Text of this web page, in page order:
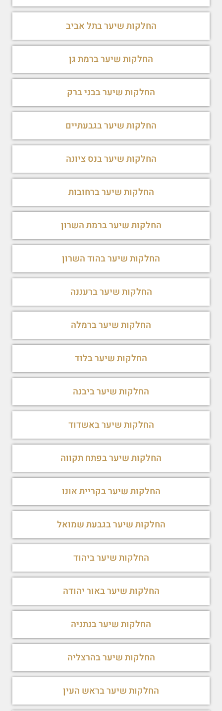
החלקות שיער בתל אביב
החלקות שיער ברמת גן
החלקות שיער בבני ברק
החלקות שיער בגבעתיים
החלקות שיער בנס ציונה
החלקות שיער ברחובות
החלקות שיער ברמת השרון
החלקות שיער בהוד השרון
החלקות שיער ברעננה
החלקות שיער ברמלה
החלקות שיער בלוד
החלקות שיער ביבנה
החלקות שיער באשדוד
החלקות שיער בפתח תקווה
החלקות שיער בקריית אונו
החלקות שיער בגבעת שמואל
החלקות שיער ביהוד
החלקות שיער באור יהודה
החלקות שיער בנתניה
החלקות שיער בהרצליה
החלקות שיער בראש העין